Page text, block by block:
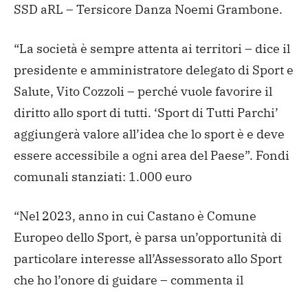
SSD aRL – Tersicore Danza Noemi Grambone.
“La società è sempre attenta ai territori – dice il
presidente e amministratore delegato di Sport e
Salute, Vito Cozzoli – perché vuole favorire il
diritto allo sport di tutti. ‘Sport di Tutti Parchi’
aggiungerà valore all’idea che lo sport è e deve
essere accessibile a ogni area del Paese”. Fondi
comunali stanziati: 1.000 euro
“Nel 2023, anno in cui Castano è Comune
Europeo dello Sport, è parsa un’opportunità di
particolare interesse all’Assessorato allo Sport
che ho l’onore di guidare – commenta il